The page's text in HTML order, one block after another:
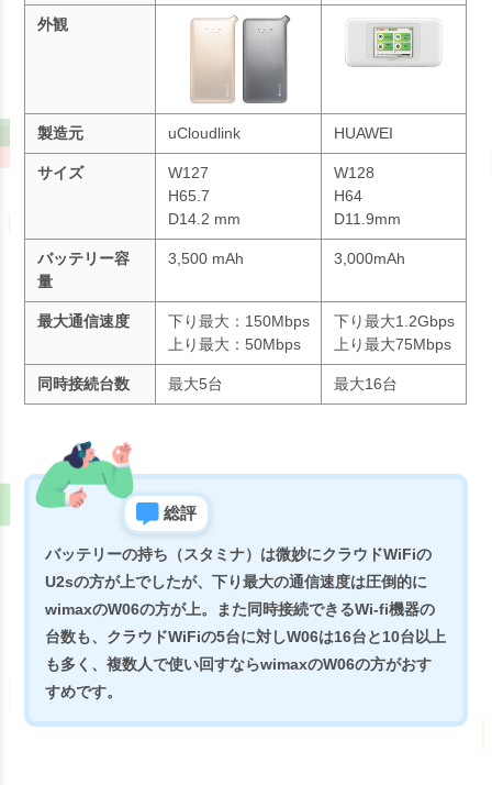
外観
製造元 uCloudlink HUAWEI
サイズ
W127
H65.7
D14.2 mm
W128
H64
D11.9mm
バッテリー容
量
3,500 mAh 3,000mAh
最大通信速度
下り最大：150Mbps
上り最大：50Mbps
下り最大1.2Gbps
上り最大75Mbps
同時接続台数 最大5台 最大16台
総評
バッテリーの持ち（スタミナ）は微妙にクラウドWiFiの
U2sの方が上でしたが、下り最大の通信速度は圧倒的に
wimaxのW06の方が上。また同時接続できるWi-fi機器の
台数も、クラウドWiFiの5台に対しW06は16台と10台以上
も多く、複数人で使い回すならwimaxのW06の方がおす
すめです。